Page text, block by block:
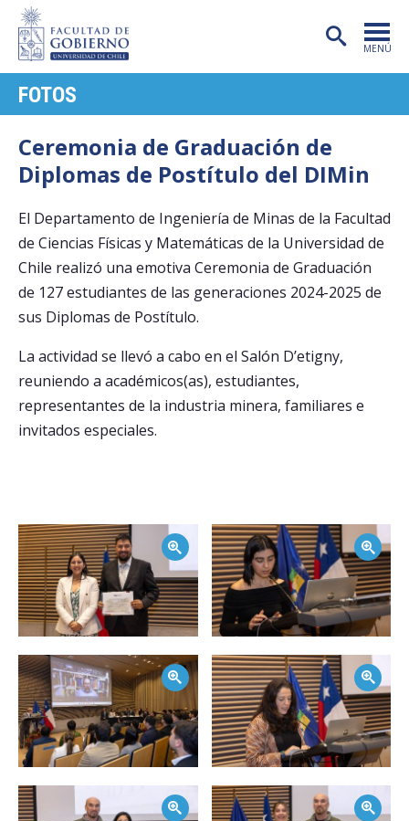
MENÚ
CARRERAS
POSTGRADO
INVESTIGACIÓN
EXTENSIÓN
ADMISIÓN
Académicos
Funcionarios
Egresados
FOTOS
Ceremonia de Graduación de
Diplomas de Postítulo del DIMin
El Departamento de Ingeniería de Minas de la Facultad
de Ciencias Físicas y Matemáticas de la Universidad de
Chile realizó una emotiva Ceremonia de Graduación
de 127 estudiantes de las generaciones 2024-2025 de
sus Diplomas de Postítulo.
La actividad se llevó a cabo en el Salón D’etigny,
reuniendo a académicos(as), estudiantes,
representantes de la industria minera, familiares e
invitados especiales.
Zoom Zoom
Zoom Zoom
Zoom Zoom